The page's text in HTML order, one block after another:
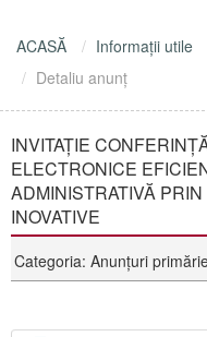
ACASĂ Informaţii utile
Detaliu anunţ
INVITAȚIE
ELECTRONICE
ADMINISTRATIVĂ
INOVATIVE
Categoria: Anunţuri